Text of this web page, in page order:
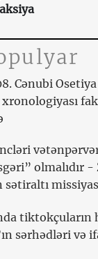
Cənubi
olmalıdır -
tiktokçuların
sərhədləri və